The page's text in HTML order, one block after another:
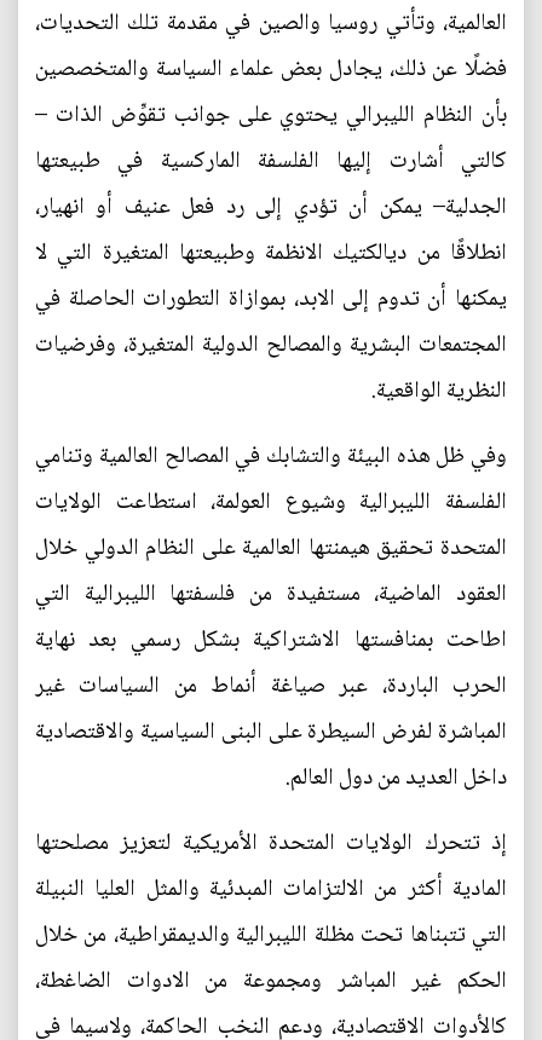
العالمية، وتأتي روسيا والصين في مقدمة تلك التحديات،
فضلًا عن ذلك، يجادل بعض علماء السياسة والمتخصصين
بأن النظام الليبرالي يحتوي على جوانب تقوِّض الذات –
كالتي أشارت إليها الفلسفة الماركسية في طبيعتها
الجدلية– يمكن أن تؤدي إلى رد فعل عنيف أو انهيار،
انطلاقًا من ديالكتيك الانظمة وطبيعتها المتغيرة التي لا
يمكنها أن تدوم إلى الابد، بموازاة التطورات الحاصلة في
المجتمعات البشرية والمصالح الدولية المتغيرة، وفرضيات
النظرية الواقعية.
وفي ظل هذه البيئة والتشابك في المصالح العالمية وتنامي
الفلسفة الليبرالية وشيوع العولمة، استطاعت الولايات
المتحدة تحقيق هيمنتها العالمية على النظام الدولي خلال
العقود الماضية، مستفيدة من فلسفتها الليبرالية التي
اطاحت بمنافستها الاشتراكية بشكل رسمي بعد نهاية
الحرب الباردة، عبر صياغة أنماط من السياسات غير
المباشرة لفرض السيطرة على البنى السياسية والاقتصادية
داخل العديد من دول العالم.
إذ تتحرك الولايات المتحدة الأمريكية لتعزيز مصلحتها
المادية أكثر من الالتزامات المبدئية والمثل العليا النبيلة
التي تتبناها تحت مظلة الليبرالية والديمقراطية، من خلال
الحكم غير المباشر ومجموعة من الادوات الضاغطة،
كالأدوات الاقتصادية، ودعم النخب الحاكمة، ولاسيما في